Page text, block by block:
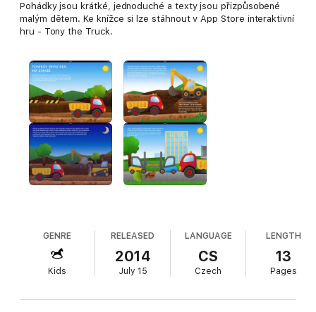
Pohádky jsou krátké, jednoduché a texty jsou přizpůsobené
malým dětem. Ke knížce si lze stáhnout v App Store interaktivní
hru - Tony the Truck.
GENRE
Kids
RELEASED
2014
July 15
LANGUAGE
CS
Czech
LENGTH
13
Pages